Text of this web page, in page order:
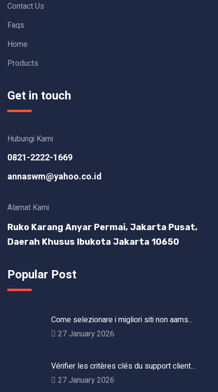
Contact Us
Faqs
Home
Products
Get in touch
Hubungi Kami
0821-2222-1669
annaswm@yahoo.co.id
Alamat Kami
Ruko Karang Anyar Permai, Jakarta Pusat,
Daerah Khusus Ibukota Jakarta 10650
Popular Post
Come selezionare i migliori siti non aams...
27 January 2026
Vérifier les critères clés du support client...
27 January 2026